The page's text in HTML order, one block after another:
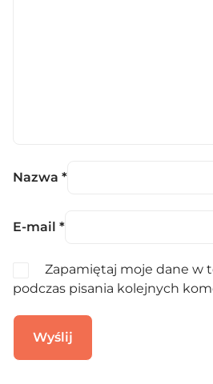
Nazwa *
E-mail *
Zapamiętaj moje dane w
podczas pisania kolejnych